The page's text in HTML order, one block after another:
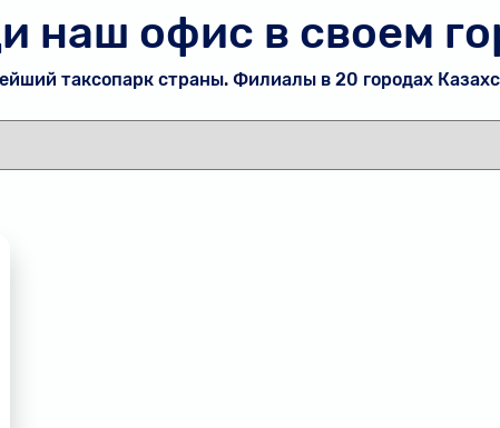
наш офис в своем
таксопарк страны. Филиалы в 20 городах